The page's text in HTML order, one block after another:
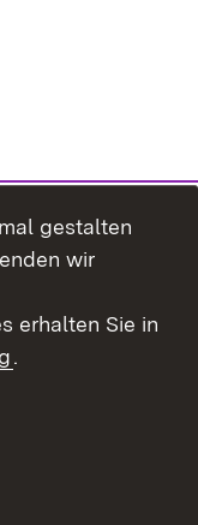
gestalten
wir
erhalten Sie in
.